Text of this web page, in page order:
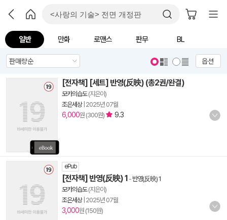
일반 만화 로맨스 판무 BL
옵션
[전자책] [세트] 반영(反映) (총2권/완결)
모카의습도(지은이)
조은세상| 2025년 07월
6,000원 (300원) 9.3
ePub
[전자책] 반영(反映) 1 - 반영(反映) 1
모카의습도(지은이)
조은세상| 2025년 07월
3,000원 (150원)